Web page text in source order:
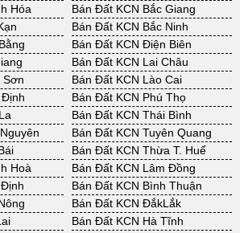
Hóa
Bán Đất KCN Bắc Giang
Bán Đất KCN Bắc Ninh
Bán Đất KCN Điện Biên
Bán Đất KCN Lai Châu
Sơn
Bán Đất KCN Lào Cai
Định
Bán Đất KCN Phú Thọ
Bán Đất KCN Thái Bình
Bán Đất KCN Tuyên Quang
Bán Đất KCN Thừa T. Huế
Hoà
Bán Đất KCN Lâm Đồng
Bán Đất KCN Bình Thuận
Bán Đất KCN ĐắkLắk
Bán Đất KCN Hà Tĩnh